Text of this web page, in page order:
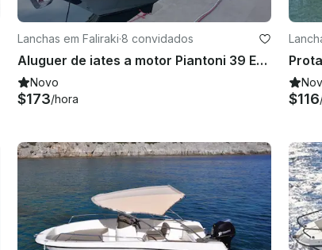
Lanchas em Faliraki·8 convidados
Aluguer de iates a motor Piantoni 39 Evolution em Faliraki, Grécia
Novo
$173/hora $116